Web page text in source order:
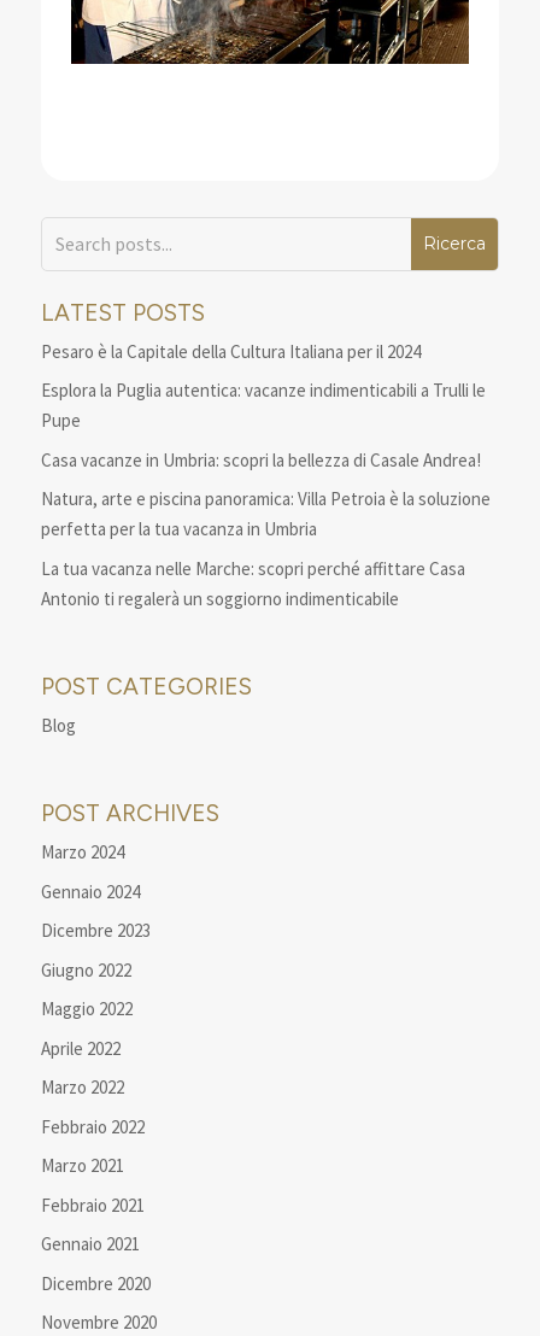
LATEST POSTS
Pesaro è la Capitale della Cultura Italiana per il 2024
Esplora la Puglia autentica: vacanze indimenticabili a Trulli le
Pupe
Casa vacanze in Umbria: scopri la bellezza di Casale Andrea!
Natura, arte e piscina panoramica: Villa Petroia è la soluzione
perfetta per la tua vacanza in Umbria
La tua vacanza nelle Marche: scopri perché affittare Casa
Antonio ti regalerà un soggiorno indimenticabile
POST CATEGORIES
Blog
POST ARCHIVES
Marzo 2024
Gennaio 2024
Dicembre 2023
Giugno 2022
Maggio 2022
Aprile 2022
Marzo 2022
Febbraio 2022
Marzo 2021
Febbraio 2021
Gennaio 2021
Dicembre 2020
Novembre 2020